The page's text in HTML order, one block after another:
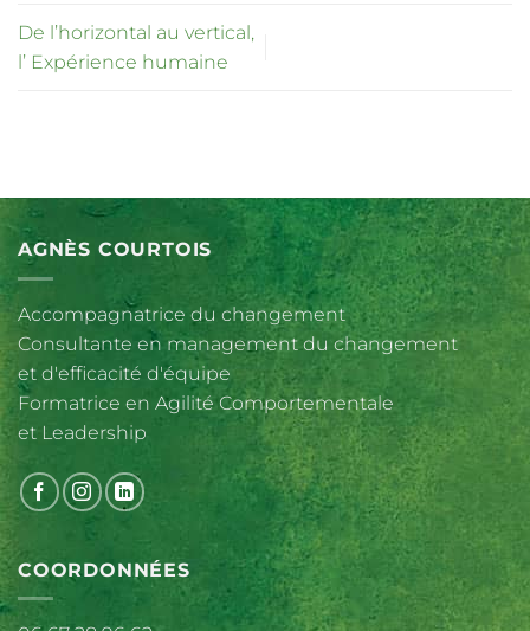
De l’horizontal au vertical,
l’ Expérience humaine
AGNÈS COURTOIS
Accompagnatrice du changement
Consultante en management du changement
et d'efficacité d'équipe
Formatrice en Agilité Comportementale
et Leadership
COORDONNÉES